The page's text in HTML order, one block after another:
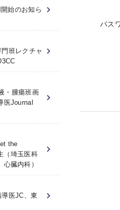
始のお知ら
班レクチャ
・腫瘍班画
医Journal
the
（埼玉医科
臓内科）
医JC、東
パス